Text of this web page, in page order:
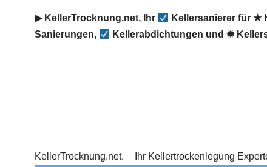
▶︎ KellerTrocknung.net, Ihr
Kellersanierer für ★
Sanierungen,
Kellerabdichtungen und ✹
KellerTrocknung.net. Ihr Kellertrockenlegung